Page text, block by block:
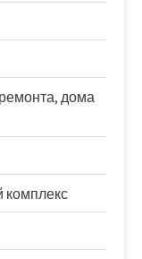
дома
комплекс